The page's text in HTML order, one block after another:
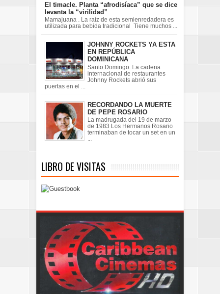
El timacle. Planta “afrodisíaca” que se dice
levanta la “virilidad”
Mamajuana . La raíz de esta semienredadera es
utilizada para bebida tradicional Tiene muchos ...
JOHNNY ROCKETS YA ESTA
EN REPÚBLICA
DOMINICANA
Santo Domingo. La cadena
internacional de restaurantes
Johnny Rockets abrió sus
puertas en el ...
RECORDANDO LA MUERTE
DE PEPE ROSARIO
La madrugada del 19 de marzo
de 1983 Los Hermanos Rosario
terminaban de tocar un set en un
...
LIBRO DE VISITAS